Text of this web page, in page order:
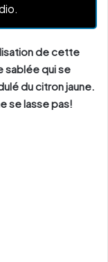
de cette
sablée qui se
du citron jaune.
se lasse pas!